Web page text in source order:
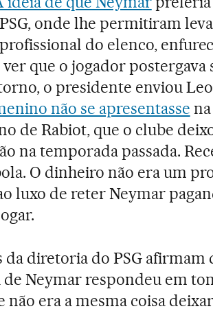
onde lhe permitiram
do elenco,
que o jogador postergava
o presidente enviou
não se apresentasse
de Rabiot, que o clube
na temporada passada.
O dinheiro não era um
luxo de reter Neymar
da diretoria do PSG afirmam
de Neymar respondeu em
não era a mesma coisa